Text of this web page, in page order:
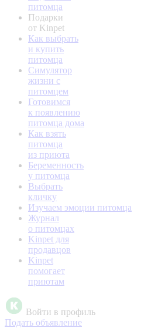
питомца
Подарки
от Kinpet
Как выбрать
и купить
питомца
Симулятор
жизни с
питомцем
Готовимся
к появлению
питомца дома
Как взять
питомца
из приюта
Беременность
у питомца
Выбрать
кличку
Изучаем эмоции питомца
Журнал
о питомцах
Kinpet для
продавцов
Kinpet
помогает
приютам
Войти в профиль
Подать объявление